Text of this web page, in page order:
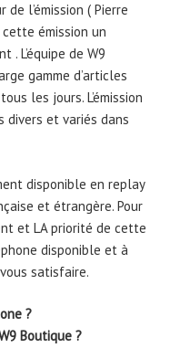
l’émission ( Pierre
émission un
L’équipe de W9
gamme d’articles
les jours. L’émission
divers et variés dans
disponible en replay
et étrangère. Pour
et LA priorité de cette
disponible et à
satisfaire.
?
Boutique ?